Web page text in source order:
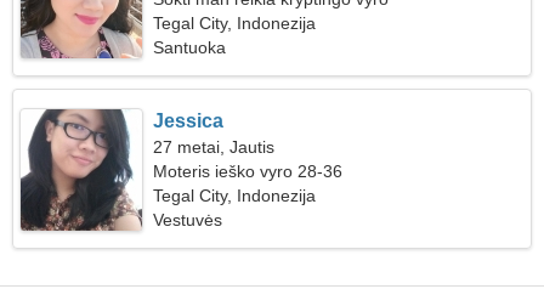
Tegal City, Indonezija
Santuoka
Jessica
27 metai, Jautis
Moteris ieško vyro 28-36
Tegal City, Indonezija
Vestuvės